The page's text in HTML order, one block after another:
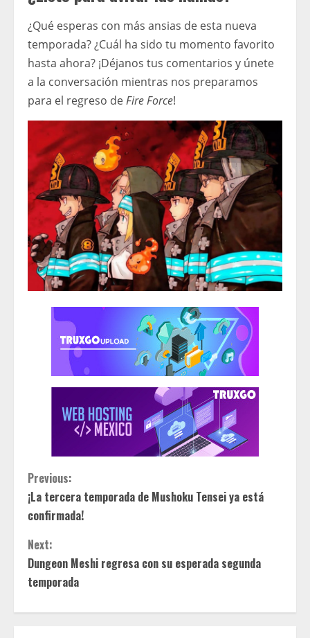
¿Qué esperas con más ansias de esta nueva
temporada? ¿Cuál ha sido tu momento favorito
hasta ahora? ¡Déjanos tus comentarios y únete
a la conversación mientras nos preparamos
para el regreso deFire Force!
C
o
n
t
Previous:
¡La tercera temporada de Mushoku Tensei ya está
confirmada!
Next:
Dungeon Meshi regresa con su esperada segunda
temporada